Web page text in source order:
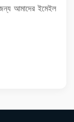
জন্য আমাদের ইমেইল